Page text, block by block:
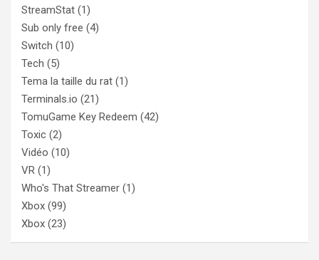
StreamStat (1)
Sub only free (4)
Switch (10)
Tech (5)
Tema la taille du rat (1)
Terminals.io (21)
TomuGame Key Redeem (42)
Toxic (2)
Vidéo (10)
VR (1)
Who's That Streamer (1)
Xbox (99)
Xbox (23)